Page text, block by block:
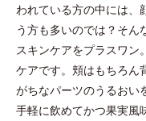
われている方の中には、
う方も多いのでは？そん
スキンケアをプラスワン
ケアです。頬はもちろん
がちなパーツのうるおい
手軽に飲めてかつ果実風